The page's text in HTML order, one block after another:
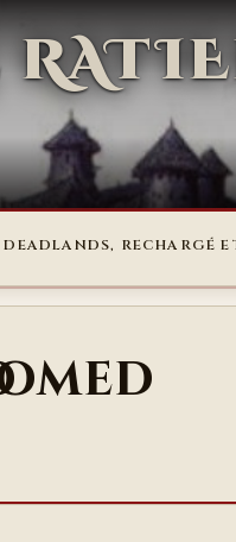
DEADLANDS, RECHARGÉ